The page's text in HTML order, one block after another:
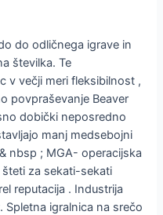
do odličnega igrave in
številka. Te
v večji meri fleksibilnost ,
povpraševanje Beaver
dobički neposredno
manj medsebojni
nbsp ; MGA- operacijska
za sekati-sekati
reputacija . Industrija
Spletna igralnica na srečo